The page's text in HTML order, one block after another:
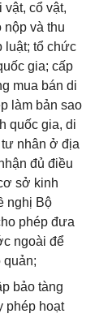
vật, cổ vật,
nộp và thu
luật; tổ chức
gia; cấp
mua bán di
làm bản sao
quốc gia, di
nhân ở địa
đủ điều
sở kinh
nghị Bộ
phép đưa
ngoài để
quản;
bảo tàng
phép hoạt